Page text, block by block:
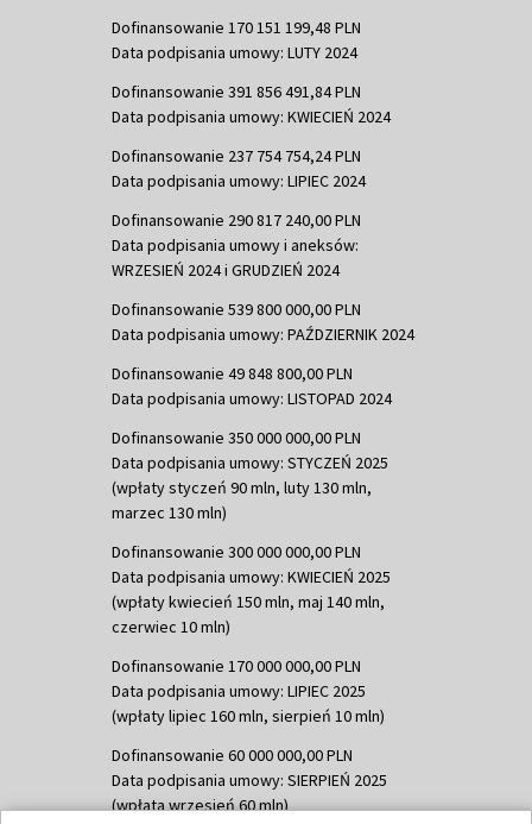
Dofinansowanie 170 151 199,48 PLN
Data podpisania umowy: LUTY 2024
Dofinansowanie 391 856 491,84 PLN
Data podpisania umowy: KWIECIEŃ 2024
Dofinansowanie 237 754 754,24 PLN
Data podpisania umowy: LIPIEC 2024
Dofinansowanie 290 817 240,00 PLN
Data podpisania umowy i aneksów:
WRZESIEŃ 2024 i GRUDZIEŃ 2024
Dofinansowanie 539 800 000,00 PLN
Data podpisania umowy: PAŹDZIERNIK 2024
Dofinansowanie 49 848 800,00 PLN
Data podpisania umowy: LISTOPAD 2024
Dofinansowanie 350 000 000,00 PLN
Data podpisania umowy: STYCZEŃ 2025
(wpłaty styczeń 90 mln, luty 130 mln,
marzec 130 mln)
Dofinansowanie 300 000 000,00 PLN
Data podpisania umowy: KWIECIEŃ 2025
(wpłaty kwiecień 150 mln, maj 140 mln,
czerwiec 10 mln)
Dofinansowanie 170 000 000,00 PLN
Data podpisania umowy: LIPIEC 2025
(wpłaty lipiec 160 mln, sierpień 10 mln)
Dofinansowanie 60 000 000,00 PLN
Data podpisania umowy: SIERPIEŃ 2025
(wpłata wrzesień 60 mln)